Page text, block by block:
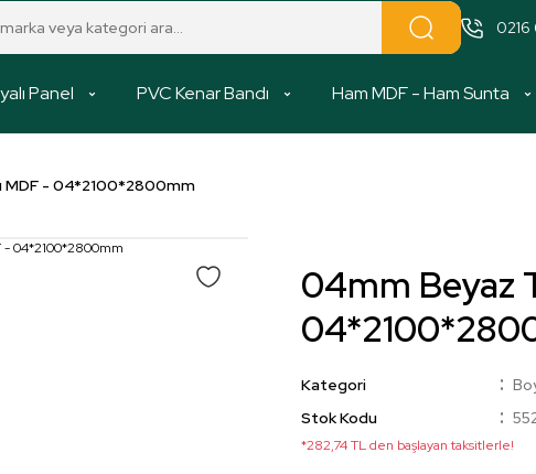
Panel PVC Kenar Bandı Ham MDF - Ham Sunta
MDF - 04*2100*2800mm
04mm Beyaz
Kategori
Stok Kodu
*282,74 TL den başlayan taksitlerle!